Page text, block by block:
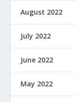
August 2022
July 2022
June 2022
May 2022